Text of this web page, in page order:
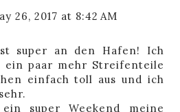
26, 2017 at 8:42 AM
super an den Hafen! Ich
ein paar mehr Streifenteile
einfach toll aus und ich
super Weekend meine